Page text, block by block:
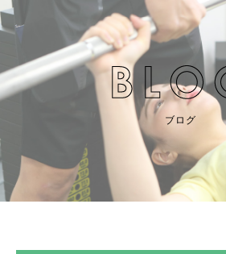
ブログ